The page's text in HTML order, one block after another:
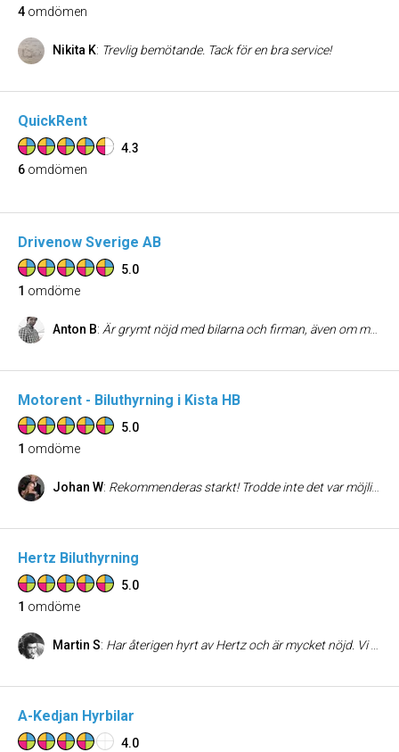
4 omdömen
Nikita K: Trevlig bemötande. Tack för en bra service!
QuickRent
4.3
6 omdömen
Drivenow Sverige AB
5.0
1 omdöme
Anton B: Är grymt nöjd med bilarna och firman, även om man som ovan DriveNow förare inte fattade att man skruvade på ratten vid P-bromsen för att slå in koden första gången (var nog lite stressad kan medges), men det är fler än en gång som dessa bilar räddad skinnet på mig då man plötsligt behöver komma iväg fort. Senast idag när man kommer på när man kommit fram till jobbet och inser att det var just idag som hantverkare behövde komma in till mig och jobba, men jag åkt och låst dörren. Bara att snabbt vända åter, med en av dessa bilar och hann precis innan de kom innanför dörren. Mvh Väldigt lättad Anton
Motorent - Biluthyrning i Kista HB
5.0
1 omdöme
Johan W: Rekommenderas starkt! Trodde inte det var möjligt att långtidshyra bilar till så bra priser! Att de sedan leverarar bilen till kontoret är ju bara ett stort plus!!!
Hertz Biluthyrning
5.0
1 omdöme
Martin S: Har återigen hyrt av Hertz och är mycket nöjd. Vi har alltid fått fräscha och bra bilar. Personalen är trevlig och hjälpsam. Hyr man på helger, lov och sommaren så är det bra priser. Det ligger centralt och bra mitt på Söder. Har dock aldrig råkat ut för något missöde med skador på bilen, så jag vet inte hur schyssta de är på att hantera det.
A-Kedjan Hyrbilar
4.0